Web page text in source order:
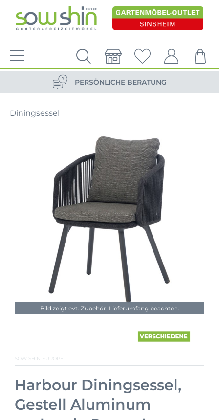
VERSANDKOSTENFREIE LIEFERUNG
PERSÖNLICHE BERATUNG
PERSÖNLICHE BERATUNG
Diningsessel
Bild zeigt evt. Zubehör. Lieferumfang beachten.
SOW SHIN EUROPE
Harbour Diningsessel,
Gestell Aluminum